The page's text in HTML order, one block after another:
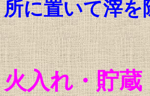
所に置いて滓
火入れ・貯蔵